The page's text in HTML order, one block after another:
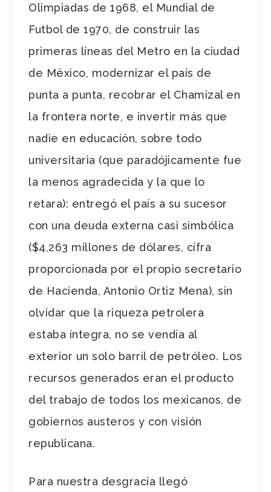
Olimpiadas de 1968, el Mundial de
Futbol de 1970, de construir las
primeras líneas del Metro en la ciudad
de México, modernizar el país de
punta a punta, recobrar el Chamizal en
la frontera norte, e invertir más que
nadie en educación, sobre todo
universitaria (que paradójicamente fue
la menos agradecida y la que lo
retara): entregó el país a su sucesor
con una deuda externa casi simbólica
($4,263 millones de dólares, cifra
proporcionada por el propio secretario
de Hacienda, Antonio Ortiz Mena), sin
olvidar que la riqueza petrolera
estaba íntegra, no se vendía al
exterior un solo barril de petróleo. Los
recursos generados eran el producto
del trabajo de todos los mexicanos, de
gobiernos austeros y con visión
republicana.
Para nuestra desgracia llegó